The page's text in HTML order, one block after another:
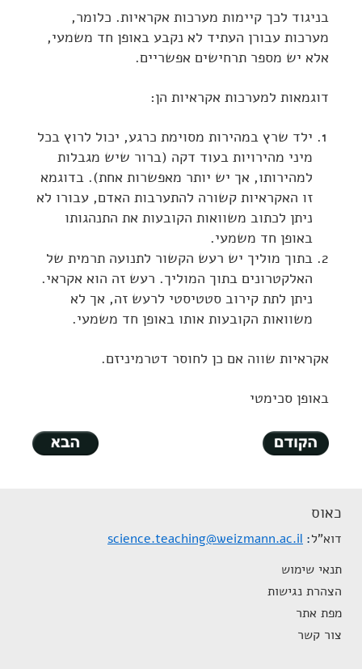
בניגוד לכך קיימות מערכות אקראיות. כלומר,
מערכות עבורן העתיד לא נקבע באופן חד משמעי,
אלא יש מספר תרחישים אפשריים.
דוגמאות למערכות אקראיות הן:
ילד שרץ במהירות מסוימת כרגע, יכול לרוץ בכל
מיני מהירויות בעוד דקה (ברור שיש מגבלות
למהירותו, אך יש יותר מאפשרות אחת). בדוגמא
זו האקראיות קשורה להתערבות האדם, עבורו לא
ניתן לכתוב משוואות הקובעות את התנהגותו
באופן חד משמעי.
בתוך מוליך יש רעש הקשור לתנועה תרמית של
האלקטרונים בתוך המוליך. רעש זה הוא אקראי.
ניתן לתת קירוב סטטיסטי לרעש זה, אך לא
משוואות הקובעות אותו באופן חד משמעי.
אקראיות שווה אם כן לחוסר דטרמיניזם.
באופן סכימטי
כאוס
דוא"ל science.teaching@weizmann.ac.il
תנאי שימוש
הצהרת נגישות
מפת אתר
צור קשר